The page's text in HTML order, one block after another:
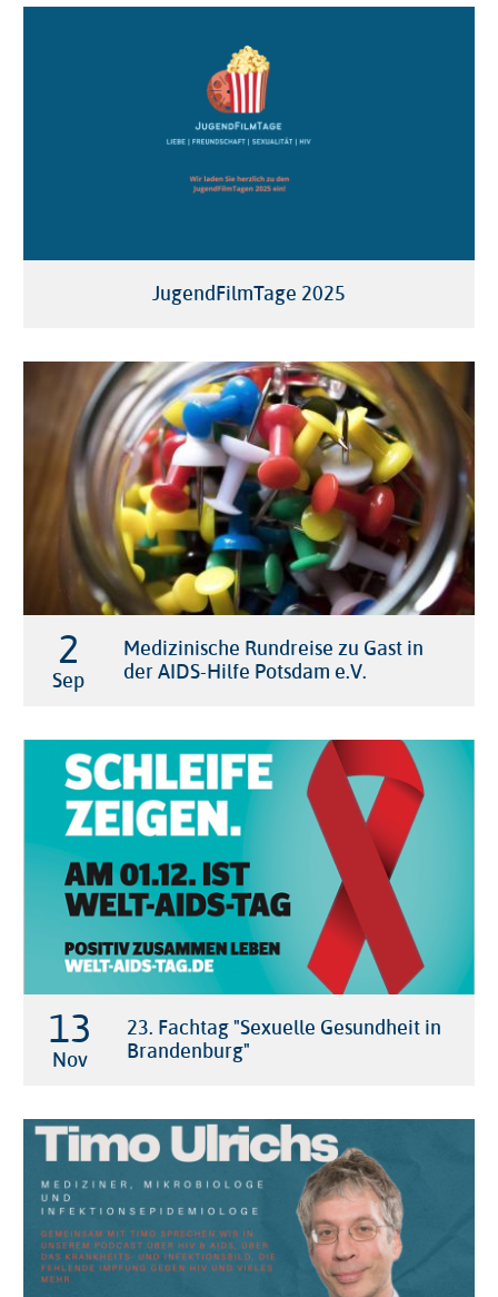
JugendFilmTage 2025
2
Sep
Medizinische Rundreise zu Gast in
der AIDS-Hilfe Potsdam e.V.
13
Nov
23. Fachtag "Sexuelle Gesundheit in
Brandenburg"